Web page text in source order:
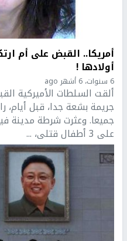
أمريكا.. القبض على أم
أولادها !
6 سنوات، 6 أشهر ago
ألقت السلطات الأميركية
جريمة بشعة جدا، قبل أيام،
جميعا. وعثرت شرطة مدينة
على 3 أطفال قتلى، ...